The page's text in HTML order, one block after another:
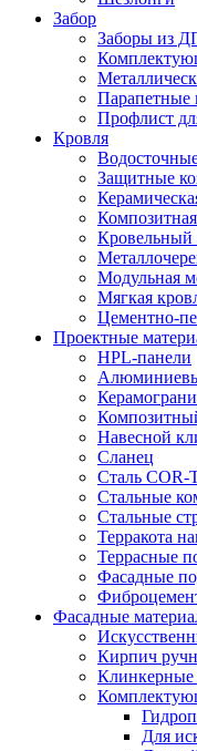
Забор
Заборы из
Профлист
Кровля
Защитные
Кровельный
Модульная
Мягкая
Цементно-
Проектные
HPL-панели
Навесной
Сланец
Сталь COR-
Стальные
Стальные
Терракота
Террасные
Фасадные
Фасадные
Кирпич
Клинкерные
Для